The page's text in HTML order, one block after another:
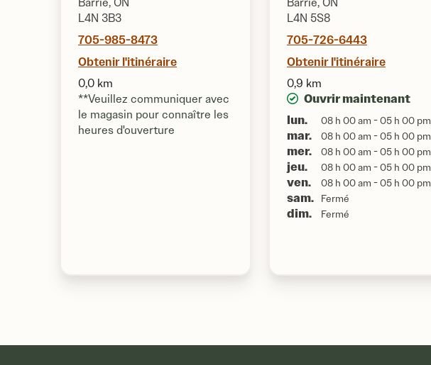
L4N 3B3
705-985-8473
Obtenir l'itinéraire
0,0 km
**Veuillez communiquer avec
le magasin pour connaître les
heures d'ouverture
L4N 5S8
705-726-6443
Obtenir l'itinéraire
0,9 km
Ouvrir maintenant
lun.
08 h 00 am - 05 h 00 pm
mar. 08 h 00 am - 05 h 00 pm
mer. 08 h 00 am - 05 h 00 pm
jeu. 08 h 00 am - 05 h 00 pm
ven. 08 h 00 am - 05 h 00 pm
sam. Fermé
dim. Fermé